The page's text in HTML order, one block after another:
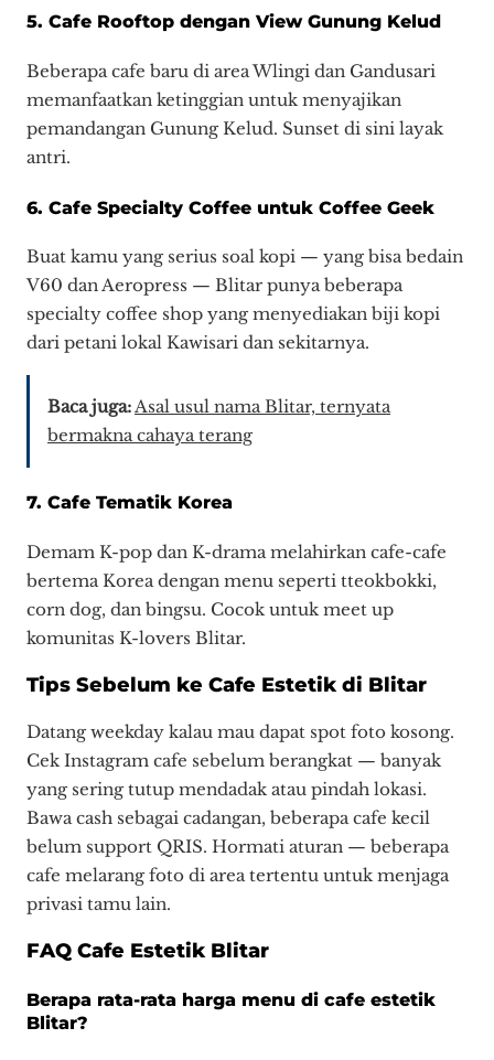
5. Cafe Rooftop dengan View Gunung Kelud
Beberapa cafe baru di area Wlingi dan Gandusari
memanfaatkan ketinggian untuk menyajikan
pemandangan Gunung Kelud. Sunset di sini layak
antri.
6. Cafe Specialty Coffee untuk Coffee Geek
Buat kamu yang serius soal kopi — yang bisa bedain
V60 dan Aeropress — Blitar punya beberapa
specialty coffee shop yang menyediakan biji kopi
dari petani lokal Kawisari dan sekitarnya.
Baca juga: Asal usul nama Blitar, ternyata
bermakna cahaya terang
7. Cafe Tematik Korea
Demam K-pop dan K-drama melahirkan cafe-cafe
bertema Korea dengan menu seperti tteokbokki,
corn dog, dan bingsu. Cocok untuk meet up
komunitas K-lovers Blitar.
Tips Sebelum ke Cafe Estetik di Blitar
Datang weekday kalau mau dapat spot foto kosong.
Cek Instagram cafe sebelum berangkat — banyak
yang sering tutup mendadak atau pindah lokasi.
Bawa cash sebagai cadangan, beberapa cafe kecil
belum support QRIS. Hormati aturan — beberapa
cafe melarang foto di area tertentu untuk menjaga
privasi tamu lain.
FAQ Cafe Estetik Blitar
Berapa rata-rata harga menu di cafe estetik
Blitar?